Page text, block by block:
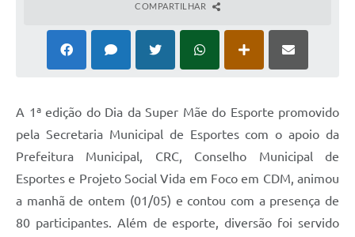
COMPARTILHAR
A 1ª edição do Dia da Super Mãe do Esporte promovido
pela Secretaria Municipal de Esportes com o apoio da
Prefeitura Municipal, CRC, Conselho Municipal de
Esportes e Projeto Social Vida em Foco em CDM, animou
a manhã de ontem (01/05) e contou com a presença de
80 participantes. Além de esporte, diversão foi servido